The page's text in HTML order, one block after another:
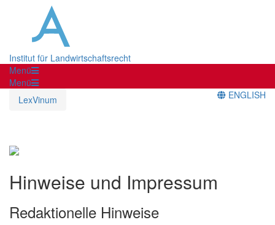
Institut für Landwirtschaftsrecht
Menü
Menü
LexVinum
ENGLISH
Hinweise und Impressum
Redaktionelle Hinweise